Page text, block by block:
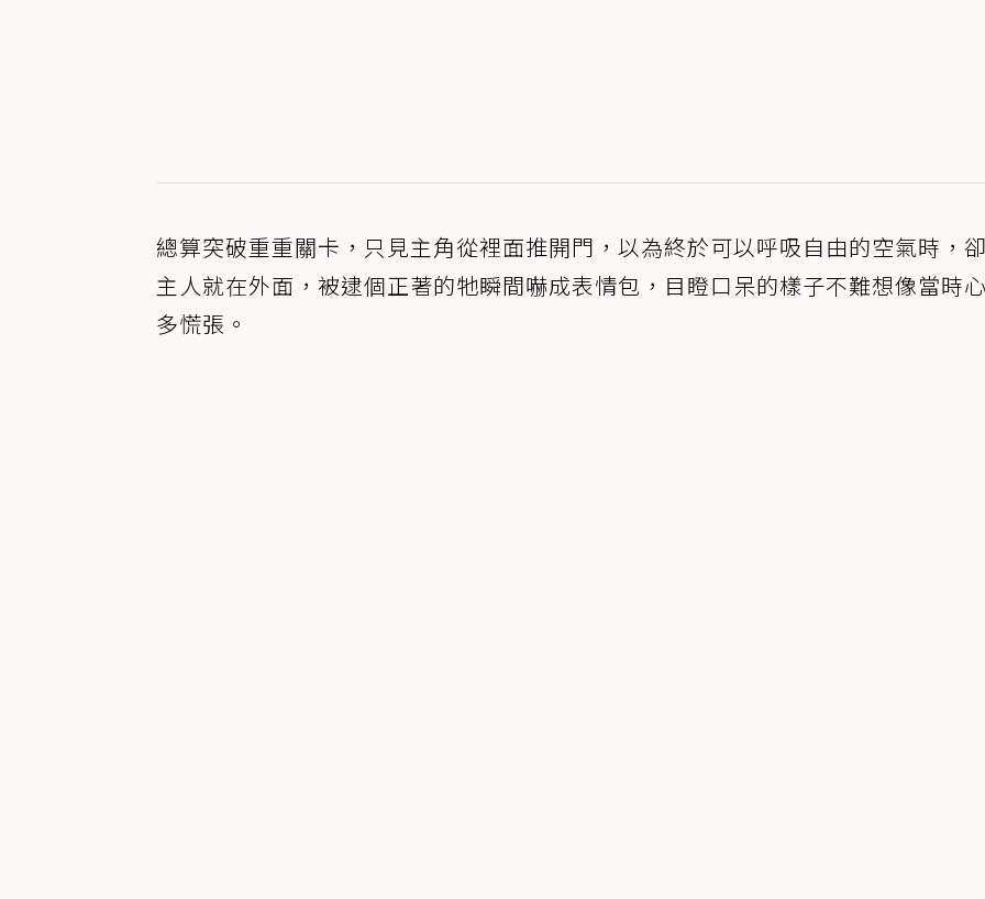
總算突破重重關卡，只見主角從裡面推開門，以為終於可以呼吸自由的空氣時，
主人就在外面，被逮個正著的牠瞬間嚇成表情包，目瞪口呆的樣子不難想像當時
多慌張。